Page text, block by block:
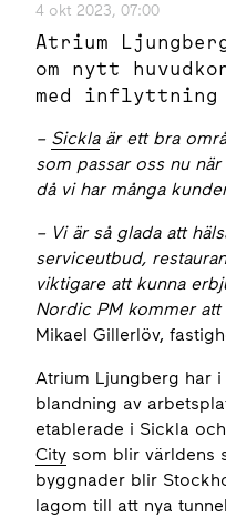
4 okt 2023, 07:00
Atrium
om nytt
med inflyttning
– Sicklaär ett bra
som passar oss nu
då vi har många
– Vi är så glada att
serviceutbud,
viktigare att kunna
Nordic PM kommer
Mikael Gillerlöv,
Atrium Ljungberg har
blandning av
etablerade i Sickla
City som blir världens
byggnader blir
lagom till att nya